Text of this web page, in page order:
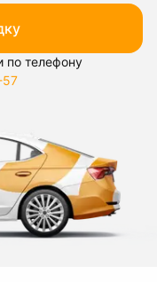
по телефону